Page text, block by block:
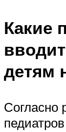
Какие
детям
Согласно